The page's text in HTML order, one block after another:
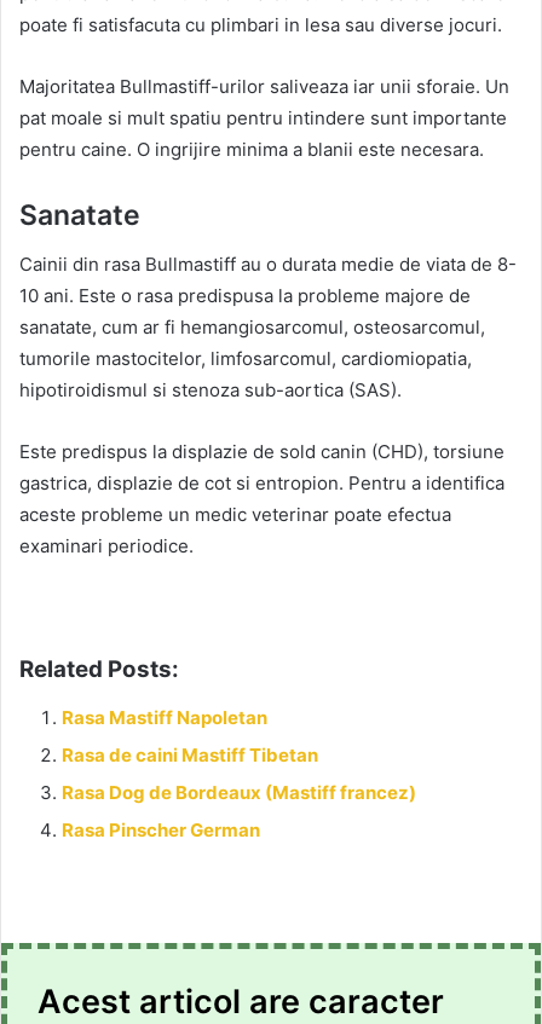
poate fi satisfacuta cu plimbari in lesa sau diverse jocuri.
Majoritatea Bullmastiff-urilor saliveaza iar unii sforaie. Un
pat moale si mult spatiu pentru intindere sunt importante
pentru caine. O ingrijire minima a blanii este necesara.
Sanatate
Cainii din rasa Bullmastiff au o durata medie de viata de 8-
10 ani. Este o rasa predispusa la probleme majore de
sanatate, cum ar fi hemangiosarcomul, osteosarcomul,
tumorile mastocitelor, limfosarcomul, cardiomiopatia,
hipotiroidismul si stenoza sub-aortica (SAS).
Este predispus la displazie de sold canin (CHD), torsiune
gastrica, displazie de cot si entropion. Pentru a identifica
aceste probleme un medic veterinar poate efectua
examinari periodice.
Related Posts:
Rasa Mastiff Napoletan
Rasa de caini Mastiff Tibetan
Rasa Dog de Bordeaux (Mastiff francez)
Rasa Pinscher German
Acest articol are caracter